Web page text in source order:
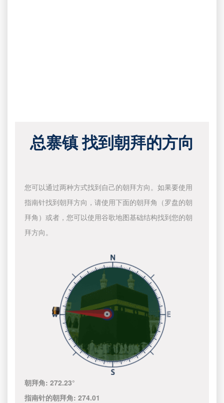
总寨镇 找到朝拜的方向
您可以通过两种方式找到自己的朝拜方向。如果要使用
指南针找到朝拜方向，请使用下面的朝拜角（罗盘的朝
拜角）或者，您可以使用谷歌地图基础结构找到您的朝
拜方向。
朝拜角:272.23°
指南针的朝拜角:274.01